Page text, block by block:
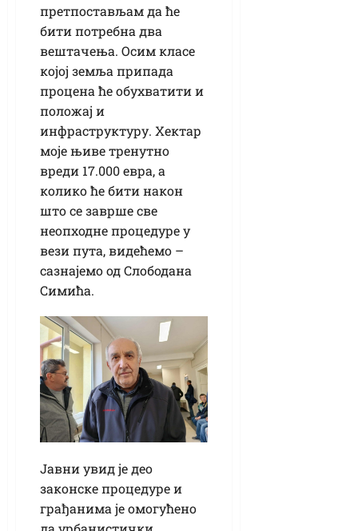
претпостављам да ће
бити потребна два
вештачења. Осим класе
којој земља припада
процена ће обухватити и
положај и
инфраструктуру. Хектар
моје њиве тренутно
вреди 17.000 евра, а
колико ће бити након
што се заврше све
неопходне процедуре у
вези пута, видећемо –
сазнајемо од Слободана
Симића.
Јавни увид је део
законске процедуре и
грађанима је омогућено